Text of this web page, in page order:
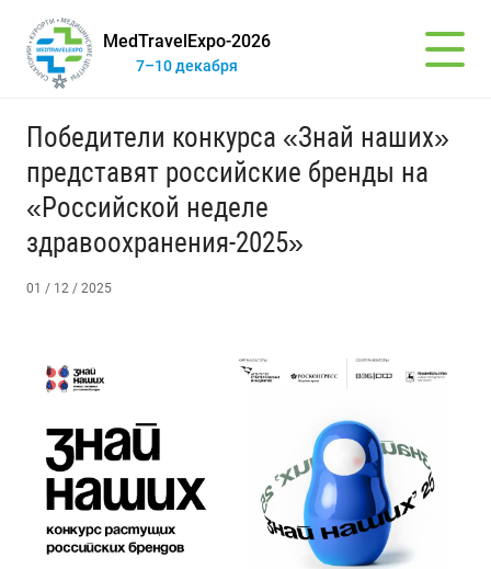
MedTravelExpo-2026
7–10 декабря
Победители конкурса «Знай наших»
представят российские бренды на
«Российской неделе
здравоохранения-2025»
01 / 12 / 2025